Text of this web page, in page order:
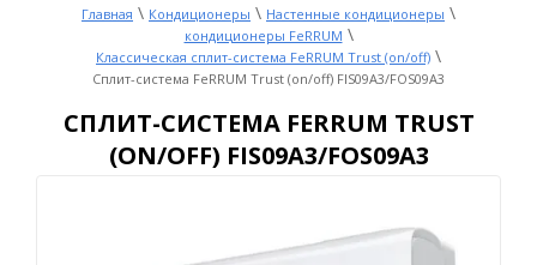
Главная \ Кондиционеры \ Настенные кондиционеры \
кондиционеры FeRRUM \
Классическая сплит-система FeRRUM Trust (on/off) \
Сплит-система FeRRUM Trust (on/off) FIS09A3/FOS09A3
СПЛИТ-СИСТЕМА FERRUM TRUST
(ON/OFF) FIS09A3/FOS09A3